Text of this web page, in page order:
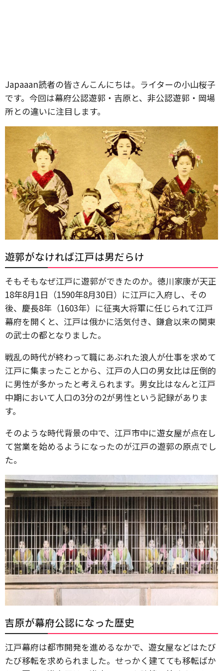
Japaaan読者の皆さんこんにちは。ライターの小山桜子
です。今回は幕府公認遊郭・吉原と、非公認遊郭・岡場
所との違いに注目します。
遊郭がなければ江戸は男だらけ
そもそもなぜ江戸に遊郭ができたのか。徳川家康が天正
18年8月1日（1590年8月30日）に江戸に入府し、その
後、慶長8年（1603年）に征夷大将軍に任じられて江戸
幕府を開くと、江戸は俄かに活気付き、鎌倉以来の関東
の武士の都となりました。
戦乱の時代が終わって職にあぶれた浪人が仕事を求めて
江戸に集まったことから、江戸の人口の男女比は圧倒的
に男性が多かったと考えられます。男女比はなんと江戸
中期において人口の3分の2が男性という記録がありま
す。
そのような時代背景の中で、江戸市中に遊女屋が点在し
て営業を始めるようになったのが江戸の遊郭の原点でし
た。
吉原が幕府公認になった歴史
江戸幕府は都市開発を進めるなかで、遊女屋などはたび
たび移転を求められました。せっかく建てても移転ばか